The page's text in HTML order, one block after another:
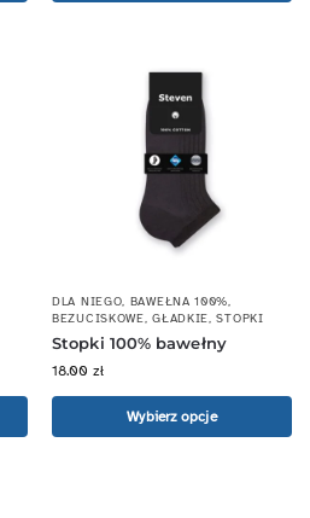
DLA NIEGO, BAWEŁNA 100%,
BEZUCISKOWE,GŁADKIE,STOPKI
Stopki 100% bawełny
18.00 zł
Wybierz opcje